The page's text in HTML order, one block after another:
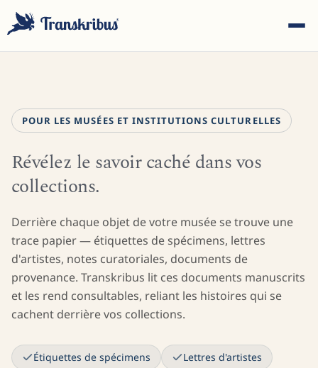
Commencez à taper pour rechercher parmi les modèles,
sites et articles de blog...
POUR LES MUSÉES ET INSTITUTIONS CULTURELLES
Révélez le savoir caché dans vos
collections.
Derrière chaque objet de votre musée se trouve une
trace papier — étiquettes de spécimens, lettres
d'artistes, notes curatoriales, documents de
provenance. Transkribus lit ces documents manuscrits
et les rend consultables, reliant les histoires qui se
cachent derrière vos collections.
Étiquettes de spécimens
Lettres d'artistes